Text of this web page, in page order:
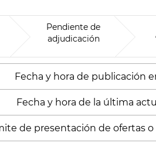
Pendiente de
adjudicación
Fecha y hora de publicación
Fecha y hora de la última
de presentación de ofertas